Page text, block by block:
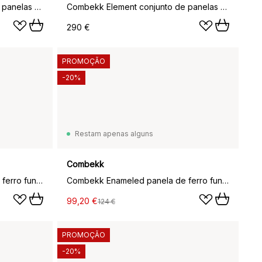
Combekk Element conjunto de panelas e frigideiras 10 peças, Preto Combekk Element conjunto de panelas e frigideiras 10 peças, Verde holly
290 €
Combekk Enameled panela de ferro fundido com tampa Ø24 cm, Verde holly-puxador dourado
Restam apenas alguns
Combekk
Combekk Enameled panela de ferro fundido com tampa Ø24 cm, Cereja
99,20 €124 €
PROMOÇÃO
-20%
PROMOÇÃO
-20%